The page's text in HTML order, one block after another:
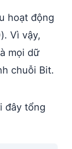
hoạt động
Vì vậy,
mọi dữ
chuỗi Bit.
đây tổng